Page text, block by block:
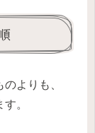
よりも、
。